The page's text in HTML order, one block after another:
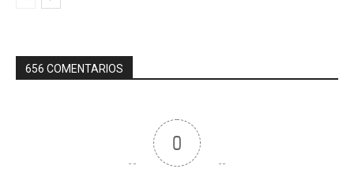
656 COMENTARIOS
0